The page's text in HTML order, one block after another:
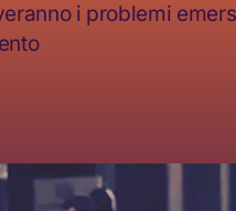
i problemi